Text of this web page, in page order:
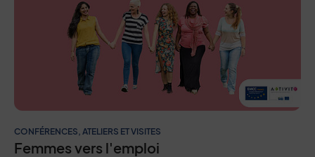
CONFÉRENCES, ATELIERS ET VISITES
Femmes vers l'emploi